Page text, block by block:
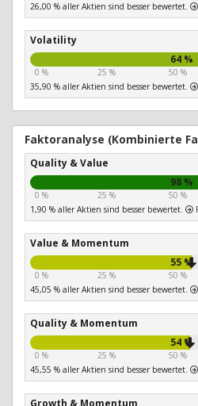
26,00 % aller Aktien sind besser bewertet.
Volatility
64 %
0 % 25 % 50 %
35,90 % aller Aktien sind besser bewertet.
Faktoranalyse (Kombinierte
Quality & Value
98 %
0 % 25 % 50 %
1,90 % aller Aktien sind besser bewertet.
Value & Momentum
55 %
0 % 25 % 50 %
45,05 % aller Aktien sind besser bewertet.
Quality & Momentum
54 %
0 % 25 % 50 %
45,55 % aller Aktien sind besser bewertet.